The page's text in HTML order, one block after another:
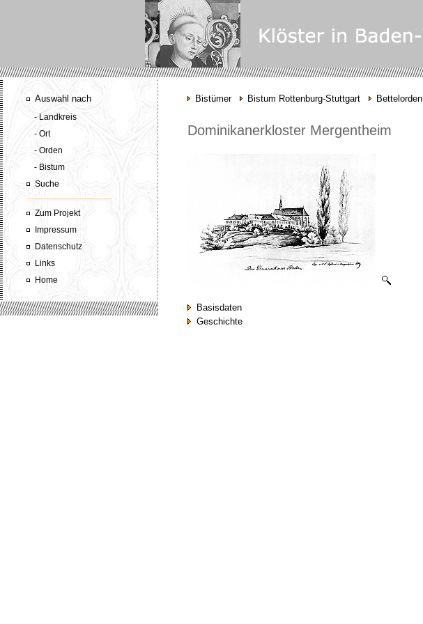
Auswahl nach
- Landkreis
- Ort
- Orden
- Bistum
Suche
Zum Projekt
Impressum
Datenschutz
Links
Home
Bistümer Bistum Rottenburg-Stuttgart Bettelorden
Dominikanerkloster Mergentheim
Basisdaten
Geschichte